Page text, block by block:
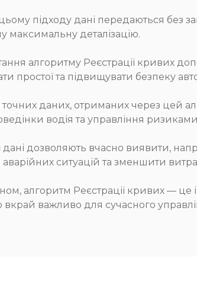
підходу дані передаються без
максимальну деталізацію.
алгоритму Реєстрації кривих
простої та підвищувати безпеку
точних даних, отриманих через цей
водія та управління
дозволяють вчасно виявити,
ситуацій та зменшити
алгоритм Реєстрації кривих — це
важливо для сучасного